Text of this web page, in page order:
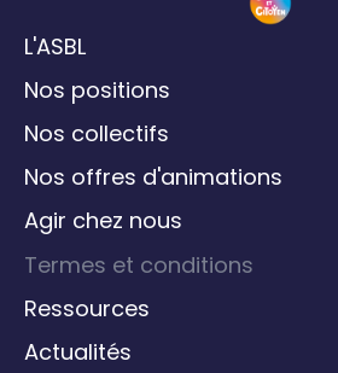
L'ASBL
Nos positions
Nos collectifs
Nos offres d'animations
Agir chez nous
Termes et conditions
Ressources
Actualités